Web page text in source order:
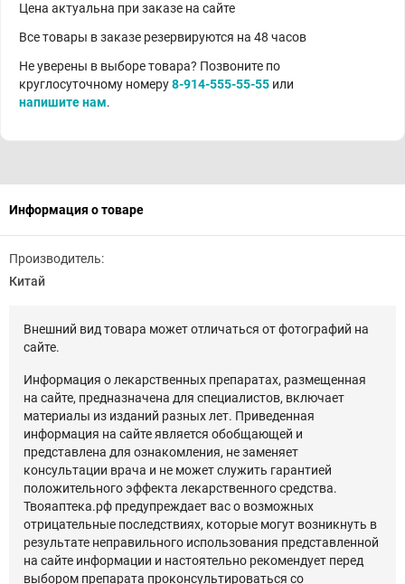
Цена актуальна при заказе на сайте
Все товары в заказе резервируются на 48 часов
Не уверены в выборе товара? Позвоните по
круглосуточному номеру8-914-555-55-55 или
напишите нам.
Информация о товаре
Производитель:
Китай
Внешний вид товара может отличаться от фотографий на
сайте.
Информация о лекарственных препаратах, размещенная
на сайте, предназначена для специалистов, включает
материалы из изданий разных лет. Приведенная
информация на сайте является обобщающей и
представлена для ознакомления, не заменяет
консультации врача и не может служить гарантией
положительного эффекта лекарственного средства.
Твояаптека.рф предупреждает вас о возможных
отрицательные последствиях, которые могут возникнуть в
результате неправильного использования представленной
на сайте информации и настоятельно рекомендует перед
выбором препарата проконсультироваться со